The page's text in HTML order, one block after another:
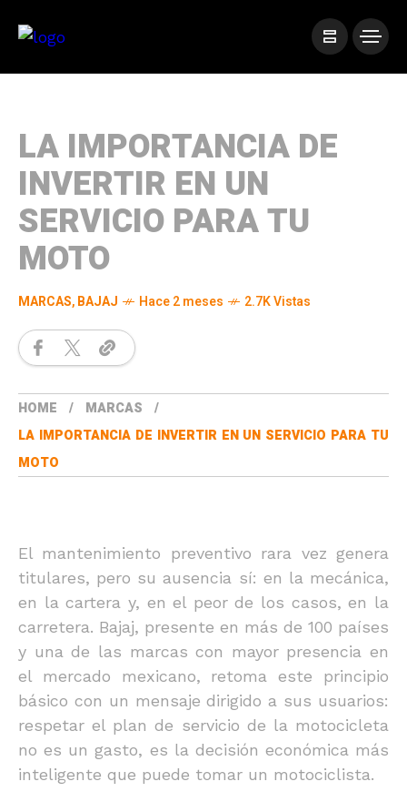
LA IMPORTANCIA DE
INVERTIR EN UN
SERVICIO PARA TU
MOTO
MARCAS,BAJAJ Hace 2 meses 2.7K Vistas
HOME
MARCAS
LA IMPORTANCIA DE INVERTIR EN UN SERVICIO PARA TU
MOTO
El mantenimiento preventivo rara vez genera
titulares, pero su ausencia sí: en la mecánica,
en la cartera y, en el peor de los casos, en la
carretera. Bajaj, presente en más de 100 países
y una de las marcas con mayor presencia en
el mercado mexicano, retoma este principio
básico con un mensaje dirigido a sus usuarios:
respetar el plan de servicio de la motocicleta
no es un gasto, es la decisión económica más
inteligente que puede tomar un motociclista.